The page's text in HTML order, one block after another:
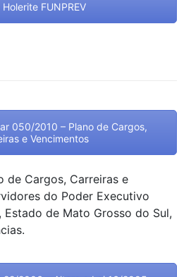
Holerite FUNPREV
050/2010 – Plano de Cargos,
e Vencimentos
de Cargos, Carreiras e
do Poder Executivo
Estado de Mato Grosso do Sul,